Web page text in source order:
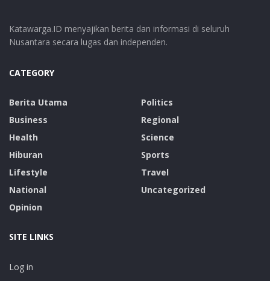
Katawarga.ID menyajikan berita dan informasi di seluruh
Nusantara secara lugas dan independen.
CATEGORY
Berita Utama
Business
Health
Hiburan
Lifestyle
National
Opinion
Politics
Regional
Science
Sports
Travel
Uncategorized
SITE LINKS
Log in